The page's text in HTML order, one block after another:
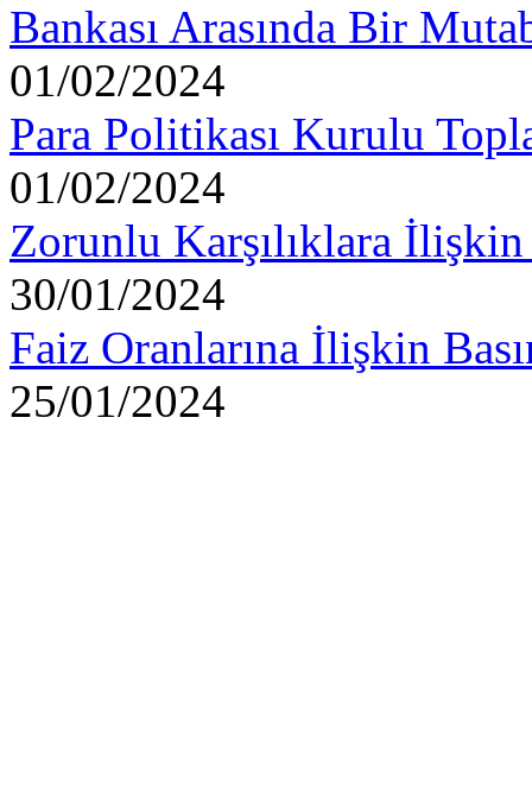
Bankası Arasında Bir
01/02/2024
Para Politikası Kurulu
01/02/2024
Zorunlu Karşılıklara
30/01/2024
Faiz Oranlarına İlişkin
25/01/2024